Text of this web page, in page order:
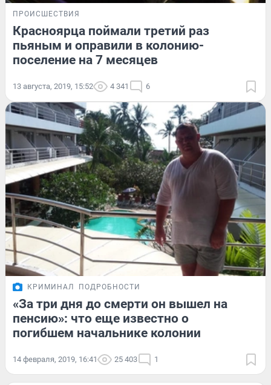
ПРОИСШЕСТВИЯ
Красноярца поймали третий раз
пьяным и оправили в колонию-
поселение на 7 месяцев
13 августа, 2019, 15:52 4 341 6
КРИМИНАЛ ПОДРОБНОСТИ
«За три дня до смерти он вышел на
пенсию»: что еще известно о
погибшем начальнике колонии
14 февраля, 2019, 16:41 25 403 1